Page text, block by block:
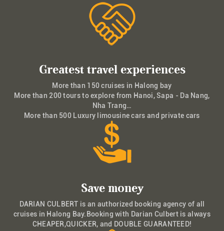
Greatest travel experiences
More than 150 cruises in Halong bay
More than 200 tours to explore from Hanoi, Sapa - Da Nang,
Nha Trang…
More than 500 Luxury limousine cars and private cars
Save money
DARIAN CULBERT is an authorized booking agency of all
cruises in Halong Bay.Booking with Darian Culbert is always
CHEAPER,QUICKER, and DOUBLE GUARANTEED!